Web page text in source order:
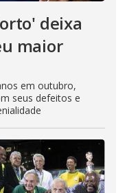
deixa
maior
em outubro,
seus defeitos e